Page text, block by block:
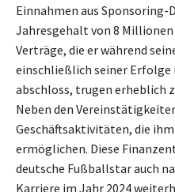
Einnahmen aus Sponsoring-
Jahresgehalt von 8
Verträge, die er während
einschließlich seiner Erfolge
abschloss, trugen erheblich
Neben den
Geschäftsaktivitäten, die
ermöglichen. Diese
deutsche Fußballstar auch
Karriere im Jahr 2024